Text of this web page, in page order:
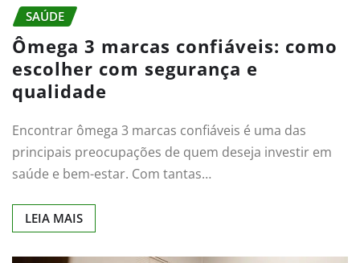
SAÚDE
Ômega 3 marcas confiáveis: como
escolher com segurança e
qualidade
Encontrar ômega 3 marcas confiáveis é uma das
principais preocupações de quem deseja investir em
saúde e bem-estar. Com tantas…
LEIA MAIS